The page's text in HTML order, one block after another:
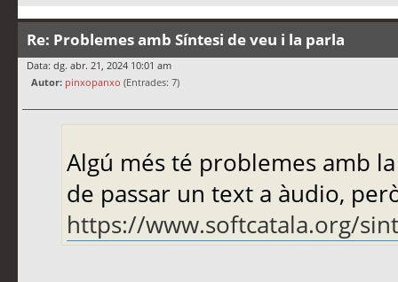
Re: Problemes amb Síntesi de veu i la parla
Data: dg. abr. 21, 2024 10:01 am
Autor: pinxopanxo (Entrades: 7)
Algú més té problemes amb
de passar un text a àudio,
https://www.softcatala.org/